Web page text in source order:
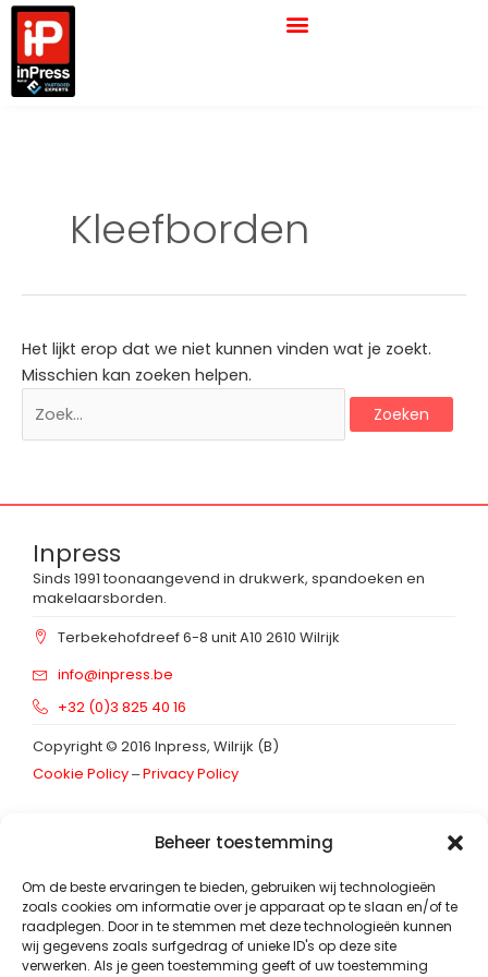
Beheer toestemming
Om de beste ervaringen te bieden, gebruiken wij technologieën
zoals cookies om informatie over je apparaat op te slaan en/of te
raadplegen. Door in te stemmen met deze technologieën kunnen
wij gegevens zoals surfgedrag of unieke ID's op deze site
verwerken. Als je geen toestemming geeft of uw toestemming
Ga
naar
de
inhoud
Kleefborden
Het lijkt erop dat we niet kunnen vinden wat je zoekt.
Misschien kan zoeken helpen.
Zoek
naar:
Inpress
Sinds 1991 toonaangevend in drukwerk, spandoeken en
makelaarsborden.
Terbekehofdreef 6-8 unit A10 2610 Wilrijk
info@inpress.be
+32 (0)3 825 40 16
Copyright © 2016 Inpress, Wilrijk (B)
Cookie Policy‒Privacy Policy
Schrijf in op onzenieuwsbrief